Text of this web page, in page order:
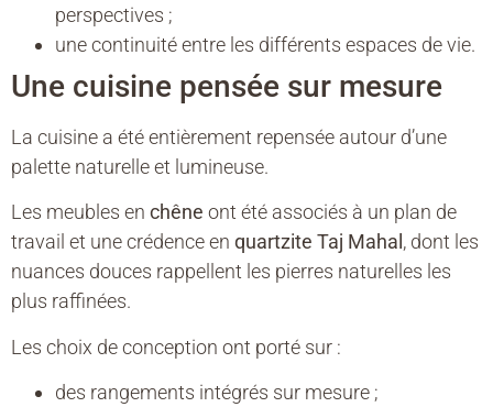
perspectives ;
une continuité entre les différents espaces de vie.
Une cuisine pensée sur mesure
La cuisine a été entièrement repensée autour d’une
palette naturelle et lumineuse.
Les meubles en chêne ont été associés à un plan de
travail et une crédence en quartzite Taj Mahal , dont les
nuances douces rappellent les pierres naturelles les
plus raffinées.
Les choix de conception ont porté sur :
des rangements intégrés sur mesure ;